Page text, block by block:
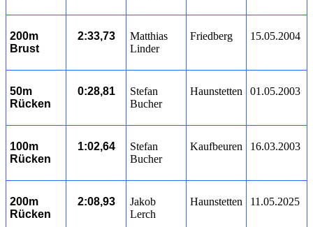
200m
Brust
2:33,73
Matthias
Linder
Friedberg 15.05.2004
50m
Rücken
0:28,81
Stefan
Bucher
Haunstetten 01.05.2003
100m
Rücken
1:02,64
Stefan
Bucher
Kaufbeuren 16.03.2003
200m
Rücken
2:08,93
Jakob
Lerch
Haunstetten 11.05.2025